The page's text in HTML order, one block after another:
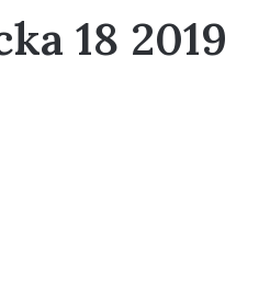
18 2019